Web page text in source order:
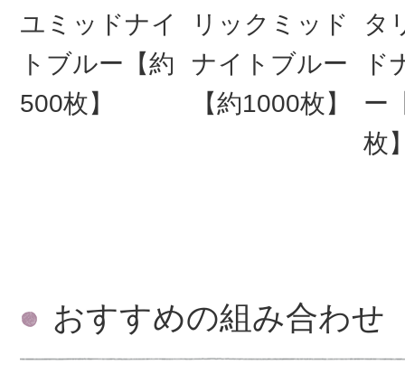
ユミッドナイ
トブルー【約
500枚】
リックミッド
ナイトブルー
【約1000枚】
タ
ド
ー
枚
おすすめの組み合わせ